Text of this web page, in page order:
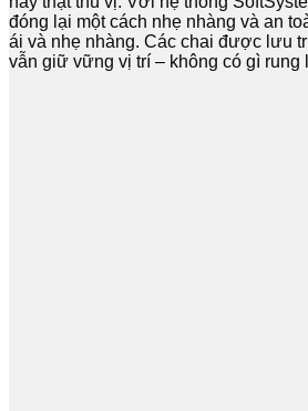
đóng lại một cách nhẹ nhàng và an
ái và nhẹ nhàng. Các chai được lưu
vẫn giữ vững vị trí – không có gì rung